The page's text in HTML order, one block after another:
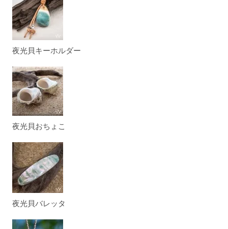
夜光貝キーホルダー
夜光貝おちょこ
夜光貝バレッタ